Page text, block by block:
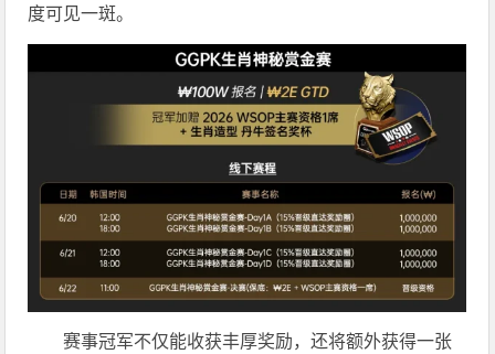
度可见一斑。
赛事冠军不仅能收获丰厚奖励，还将额外获得一张